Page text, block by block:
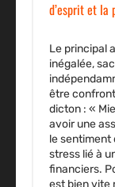
d’esprit et la
Le principal
inégalée,
être
dicton : «
avoir une
le sentiment
stress lié à
financiers.